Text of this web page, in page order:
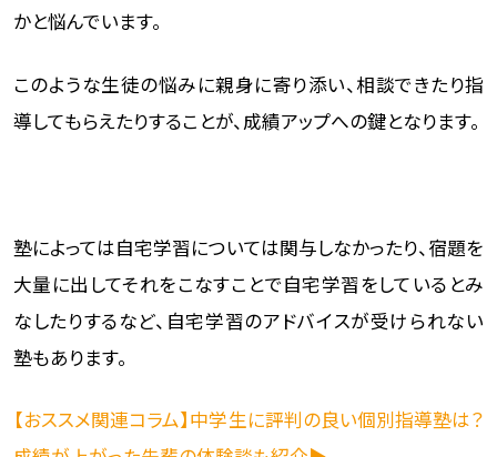
かと悩んでいます。
このような生徒の悩みに親身に寄り添い、相談できたり指
導してもらえたりすることが、成績アップへの鍵となります。
塾によっては自宅学習については関与しなかったり、宿題を
大量に出してそれをこなすことで自宅学習をしているとみ
なしたりするなど、自宅学習のアドバイスが受けられない
塾もあります。
【おススメ関連コラム】中学生に評判の良い個別指導塾は？